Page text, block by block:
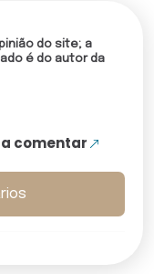
do site; a
é do autor da
comentar